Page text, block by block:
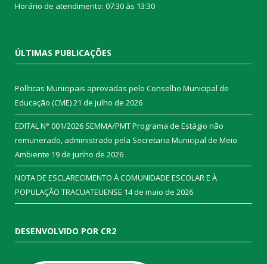
Horário de atendimento: 07:30 às 13:30
ÚLTIMAS PUBLICAÇÕES
Políticas Municipais aprovadas pelo Conselho Municipal de
Educação (CME)21 de julho de 2026
EDITAL N° 001/2026 SEMMA/PMT Programa de Estágio não
remunerado, administrado pela Secretaria Municipal de Meio
Ambiente 19 de junho de 2026
NOTA DE ESCLARECIMENTO À COMUNIDADE ESCOLAR E À
POPULAÇÃO TRACUATEUENSE 14 de maio de 2026
DESENVOLVIDO POR CR2